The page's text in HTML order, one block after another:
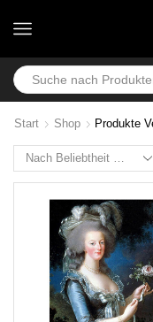
Start Shop Produkte